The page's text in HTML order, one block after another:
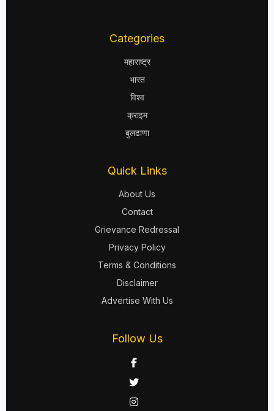
Categories
महाराष्ट्र
भारत
विश्व
क्राइम
बुलढाणा
Quick Links
About Us
Contact
Grievance Redressal
Privacy Policy
Terms & Conditions
Disclaimer
Advertise With Us
Follow Us